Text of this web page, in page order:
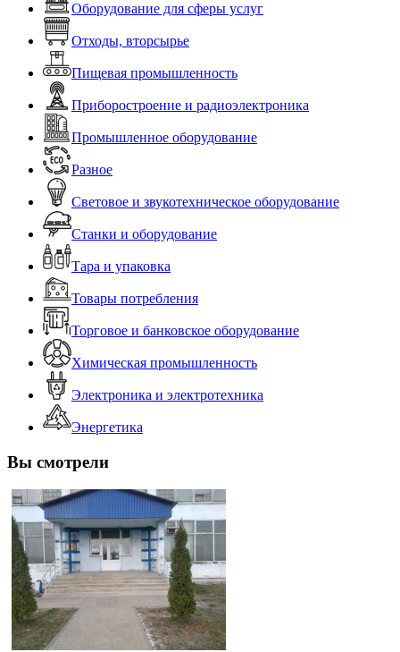
Оборудование для сферы услуг
Отходы, вторсырье
Пищевая промышленность
Приборостроение и радиоэлектроника
Промышленное оборудование
Разное
Световое и звукотехническое оборудование
Станки и оборудование
Тара и упаковка
Товары потребления
Торговое и банковское оборудование
Химическая промышленность
Электроника и электротехника
Энергетика
Вы смотрели